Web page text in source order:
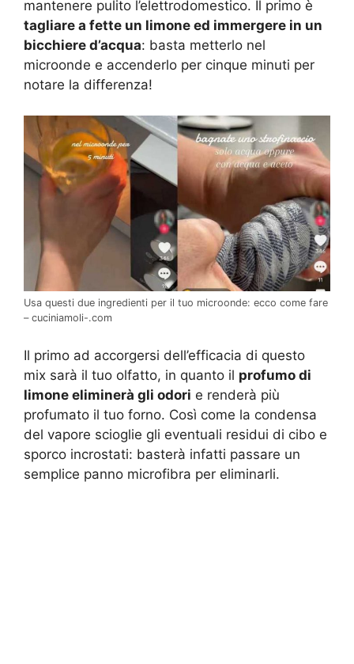
mantenere pulito l’elettrodomestico. Il primo è
tagliare a fette un limone ed immergere in un
bicchiere d’acqua: basta metterlo nel
microonde e accenderlo per cinque minuti per
notare la differenza!
Usa questi due ingredienti per il tuo microonde: ecco come fare
– cuciniamoli-.com
Il primo ad accorgersi dell’efficacia di questo
mix sarà il tuo olfatto, in quanto il profumo di
limone eliminerà gli odori e renderà più
profumato il tuo forno. Così come la condensa
del vapore scioglie gli eventuali residui di cibo e
sporco incrostati: basterà infatti passare un
semplice panno microfibra per eliminarli.